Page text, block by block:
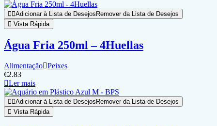
Adicionar à Lista de Desejos Remover da Lista de Desejos
Vista Rápida
Água Fria 250ml – 4Huellas
Alimentação Peixes
€2.83
Ler mais
Adicionar à Lista de DesejosRemover da Lista de Desejos
Vista Rápida